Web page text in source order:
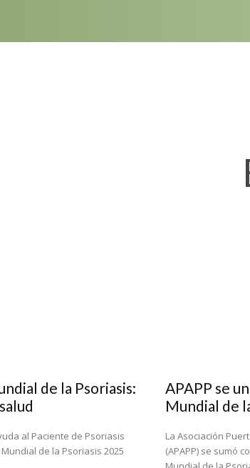
de la Psoriasis:
al Paciente de Psoriasis
de la Psoriasis 2025
APAPP se
Mundial de
La Asociación
(APAPP) se sumó